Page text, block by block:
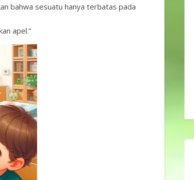
bahwa sesuatu hanya terbatas pada
apel.”